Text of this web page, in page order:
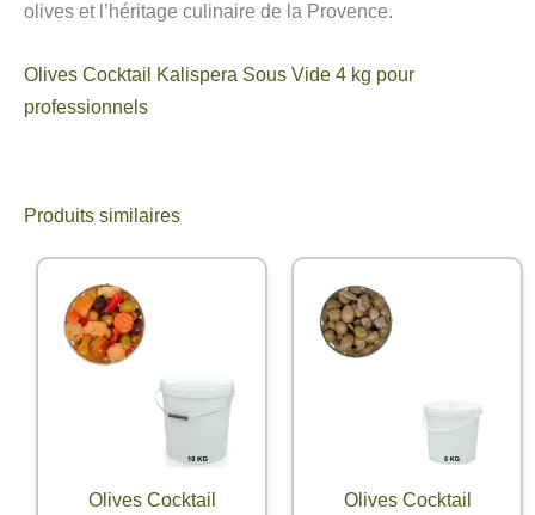
olives et l’héritage culinaire de la Provence.
Olives Cocktail Kalispera Sous Vide 4 kg pour
professionnels
Produits similaires
Olives Cocktail
Olives Cocktail